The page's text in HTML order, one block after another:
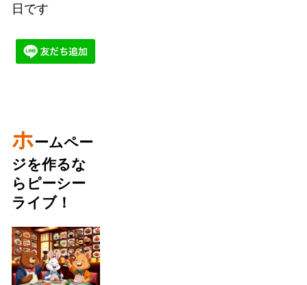
日です
ホームペー
ジを作るな
らピーシー
ライブ！